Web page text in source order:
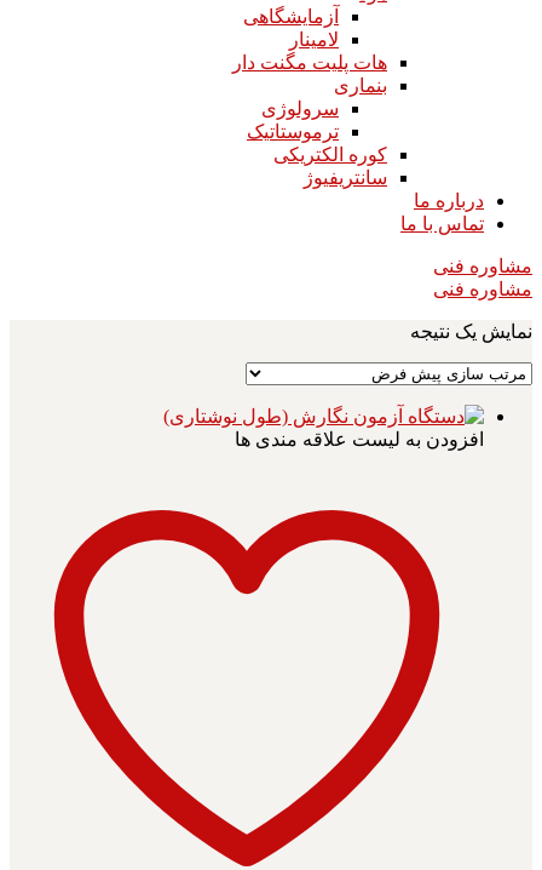
آزمایشگاهی
لامینار​​​​​​​
هات پلیت مگنت دار​​​​​​​
بنماری
سرولوژی
ترموستاتیک
کوره الکتریکی
سانتریفیوژ
درباره ما
تماس با ما
مشاوره فنی
مشاوره فنی
نمایش یک نتیجه
افزودن به لیست علاقه مندی ها